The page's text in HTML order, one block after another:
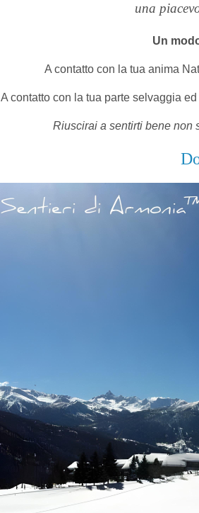
una
Un
A contatto con la tua anima
A contatto con la tua parte selvaggia
Riuscirai a sentirti bene non